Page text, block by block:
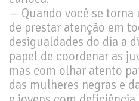
— Quando você se torna
de prestar atenção em
desigualdades do dia a
papel de coordenar as
mas com olhar atento
das mulheres negras e